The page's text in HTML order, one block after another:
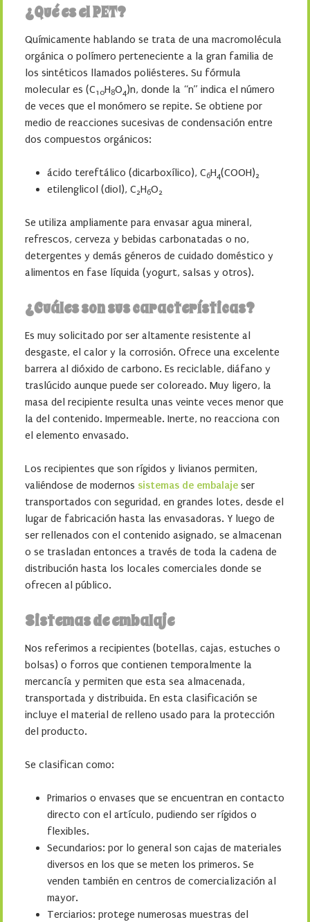
¿Qué es el PET?
Químicamente hablando se trata de una macromolécula
orgánica o polímero perteneciente a la gran familia de
los sintéticos llamados poliésteres. Su fórmula
molecular es (C10H8O4)n, donde la “n” indica el número
de veces que el monómero se repite. Se obtiene por
medio de reacciones sucesivas de condensación entre
dos compuestos orgánicos:
ácido tereftálico (dicarboxílico), C6H4(COOH)2
etilenglicol (diol), C2H6O2
Se utiliza ampliamente para envasar agua mineral,
refrescos, cerveza y bebidas carbonatadas o no,
detergentes y demás géneros de cuidado doméstico y
alimentos en fase líquida (yogurt, salsas y otros).
¿Cuáles son sus características?
Es muy solicitado por ser altamente resistente al
desgaste, el calor y la corrosión. Ofrece una excelente
barrera al dióxido de carbono. Es reciclable, diáfano y
traslúcido aunque puede ser coloreado. Muy ligero, la
masa del recipiente resulta unas veinte veces menor que
la del contenido. Impermeable. Inerte, no reacciona con
el elemento envasado.
Los recipientes que son rígidos y livianos permiten,
valiéndose de modernos sistemas de embalaje ser
transportados con seguridad, en grandes lotes, desde el
lugar de fabricación hasta las envasadoras. Y luego de
ser rellenados con el contenido asignado, se almacenan
o se trasladan entonces a través de toda la cadena de
distribución hasta los locales comerciales donde se
ofrecen al público.
Sistemas de embalaje
Nos referimos a recipientes (botellas, cajas, estuches o
bolsas) o forros que contienen temporalmente la
mercancía y permiten que esta sea almacenada,
transportada y distribuida. En esta clasificación se
incluye el material de relleno usado para la protección
del producto.
Se clasifican como:
Primarios o envases que se encuentran en contacto
directo con el artículo, pudiendo ser rígidos o
flexibles.
Secundarios: por lo general son cajas de materiales
diversos en los que se meten los primeros. Se
venden también en centros de comercialización al
mayor.
Terciarios: protege numerosas muestras del